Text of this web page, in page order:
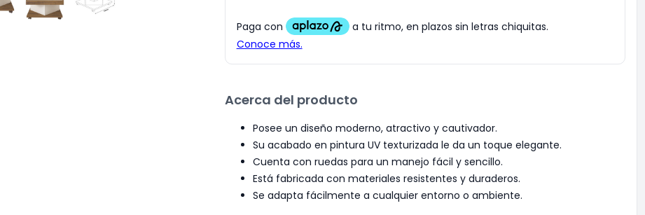
Acerca del producto
Posee un diseño moderno, atractivo y cautivador.
Su acabado en pintura UV texturizada le da un toque elegante.
Cuenta con ruedas para un manejo fácil y sencillo.
Está fabricada con materiales resistentes y duraderos.
Se adapta fácilmente a cualquier entorno o ambiente.